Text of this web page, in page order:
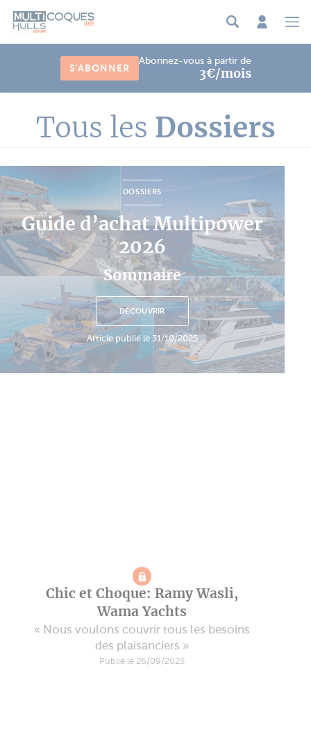
S'ABONNER
Abonnez-vous à partir de
3€/mois
Tous les Dossiers
DOSSIERS
Guide d’achat Multipower
2026
Sommaire
DÉCOUVRIR
Article publié le 31/10/2025
Chic et Choque: Ramy Wasli,
Wama Yachts
« Nous voulons couvrir tous les besoins
des plaisanciers »
Publié le 26/09/2025